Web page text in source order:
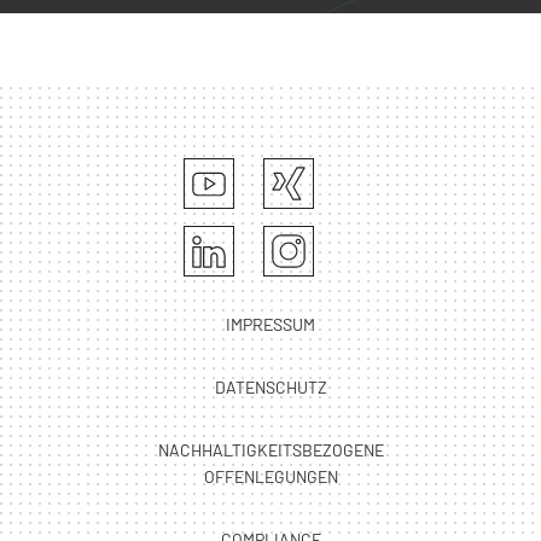
IMPRESSUM
DATENSCHUTZ
NACHHALTIGKEITSBEZOGENE
OFFENLEGUNGEN